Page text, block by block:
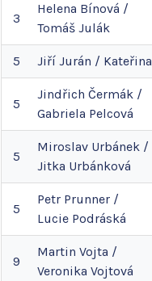
3
Helena Bínová /
Tomáš Julák
5 Jiří Jurán / Kateřina
5
Jindřich Čermák /
Gabriela Pelcová
5
Miroslav Urbánek /
Jitka Urbánková
5
Petr Prunner /
Lucie Podráská
9
Martin Vojta /
Veronika Vojtová